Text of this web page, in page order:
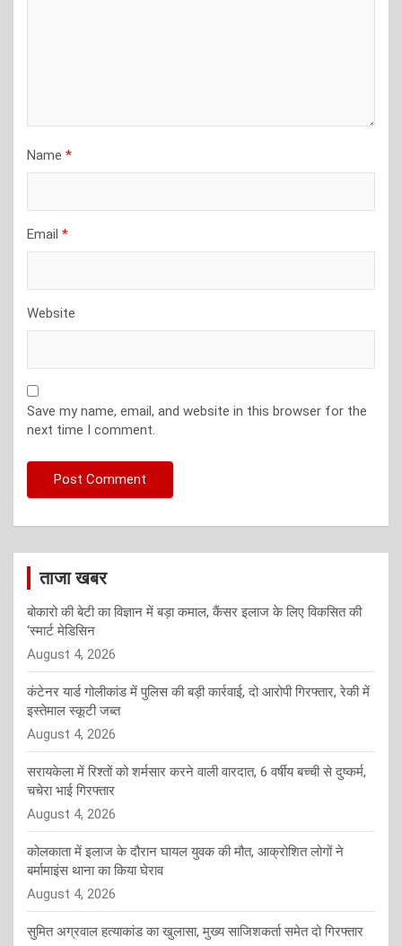
Name *
Email *
Website
Save my name, email, and website in this browser for the
next time I comment.
ताजा खबर
बोकारो की बेटी का विज्ञान में बड़ा कमाल, कैंसर इलाज के लिए विकसित की
‘स्मार्ट मेडिसिन
August 4, 2026
कंटेनर यार्ड गोलीकांड में पुलिस की बड़ी कार्रवाई, दो आरोपी गिरफ्तार, रेकी में
इस्तेमाल स्कूटी जब्त
August 4, 2026
सरायकेला में रिश्तों को शर्मसार करने वाली वारदात, 6 वर्षीय बच्ची से दुष्कर्म,
चचेरा भाई गिरफ्तार
August 4, 2026
कोलकाता में इलाज के दौरान घायल युवक की मौत, आक्रोशित लोगों ने
बर्मामाइंस थाना का किया घेराव
August 4, 2026
सुमित अग्रवाल हत्याकांड का खुलासा, मुख्य साजिशकर्ता समेत दो गिरफ्तार